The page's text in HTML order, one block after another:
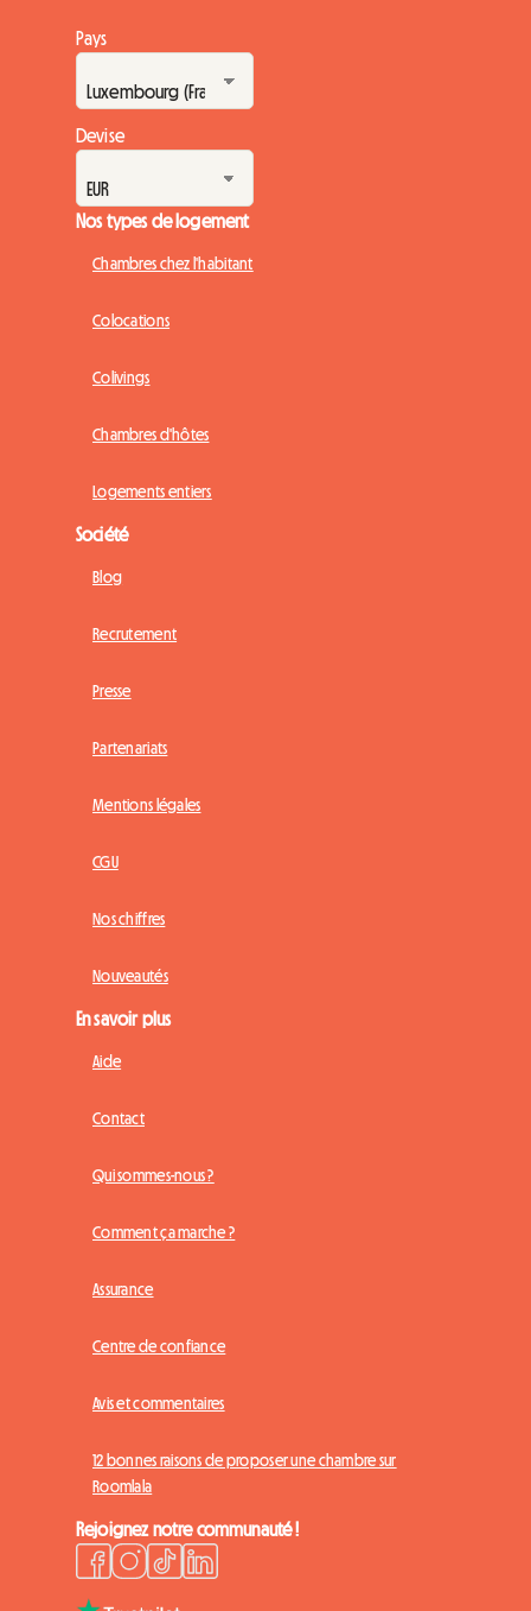
Pays
Devise
Nos types de logement
Chambres chez l'habitant
Colocations
Colivings
Chambres d'hôtes
Logements entiers
Société
Blog
Recrutement
Presse
Partenariats
Mentions légales
CGU
Nos chiffres
Nouveautés
En savoir plus
Aide
Contact
Qui sommes-nous ?
Comment ça marche ?
Assurance
Centre de confiance
Avis et commentaires
12 bonnes raisons de proposer une chambre sur
Roomlala
Rejoignez notre communauté !